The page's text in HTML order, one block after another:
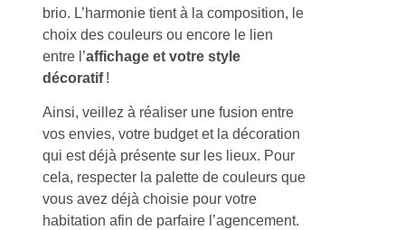
brio. L’harmonie tient à la composition, le
choix des couleurs ou encore le lien
entre l’affichage et votre style
décoratif!
Ainsi, veillez à réaliser une fusion entre
vos envies, votre budget et la décoration
qui est déjà présente sur les lieux. Pour
cela, respecter la palette de couleurs que
vous avez déjà choisie pour votre
habitation afin de parfaire l’agencement.